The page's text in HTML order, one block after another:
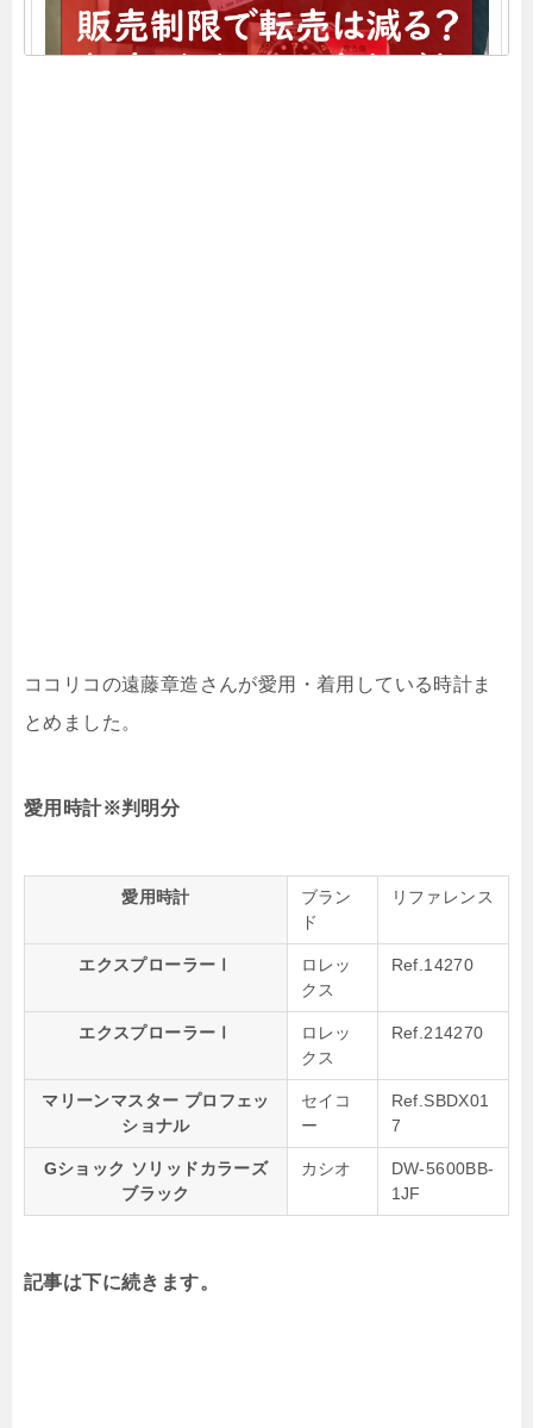
ココリコの遠藤章造さんが愛用・着用している時計ま
とめました。
愛用時計※判明分
愛用時計
ブラン
ド
リファレンス
エクスプローラーⅠ
ロレッ
クス
Ref.14270
エクスプローラーⅠ
ロレッ
クス
Ref.214270
マリーンマスター プロフェッ
ショナル
セイコ
ー
Ref.SBDX01
7
Gショック ソリッドカラーズ
ブラック
カシオ
DW-5600BB-
1JF
記事は下に続きます。